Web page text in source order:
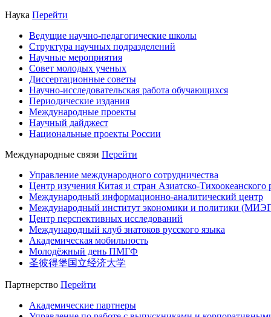
Наука Перейти
Ведущие научно-педагогические школы
Структура научных подразделений
Научные мероприятия
Совет молодых ученых
Диссертационные советы
Научно-исследовательская работа обучающихся
Периодические издания
Международные проекты
Научный дайджест
Национальные проекты России
Международные связи Перейти
Управление международного сотрудничества
Центр изучения Китая и стран Азиатско-Тихоокеанского
Международный информационно-аналитический центр
Международный институт экономики и политики
Центр перспективных исследований
Международный клуб знатоков русского языка
Академическая мобильность
Молодёжный день ПМГФ
圣彼得堡国立经济大学
Партнерство Перейти
Академические партнеры